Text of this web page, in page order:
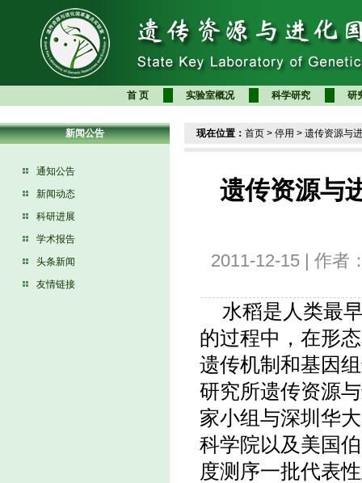
首 页 实验室概况 科学研究 研
新闻公告
通知公告
新闻动态
科研进展
学术报告
头条新闻
友情链接
现在位置： 首页 > 停用 > 遗传资源与
遗传资源与
2011-12-15 | 作者
水稻是人类最
的过程中，在形
遗传机制和基因
研究所遗传资源
家小组与深圳华
科学院以及美国
度测序一批代表